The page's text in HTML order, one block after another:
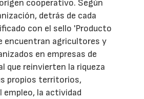
cooperativo. Según
detrás de cada
con el sello 'Producto
encuentran agricultores y
en empresas de
que reinvierten la riqueza
propios territorios,
empleo, la actividad